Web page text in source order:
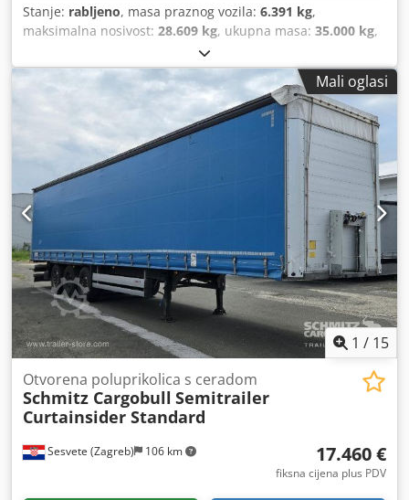
Stanje: rabljeno, masa praznog vozila: 6.391 kg,
maksimalna nosivost: 28.609 kg, ukupna masa: 35.000 kg,
3 osovine
duljina prostora za utovar:13.620 mm, širina utovarnog
prostora:
, visina utovarnog prostora: 2.730 mm,
volumen tovarnog prostora:92 m³, ovjes:zrak, dimenzija
385/65 R22,5 , boja:plava, Godina proizvodnje: 2021
Oprema:ABS,
Mali oglasi
1 / 15
Sesvete (Zagreb) 106 km
Otvorena poluprikolica s ceradom
Schmitz Cargobull Semitrailer
Curtainsider Standard
17.460 €
fiksna cijena plus PDV